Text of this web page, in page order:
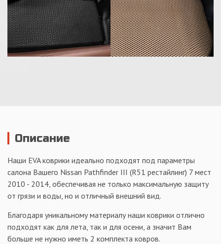
Описание
Наши EVA коврики идеально подходят под параметры
салона Вашего Nissan Pathfinder III (R51 рестайлинг) 7 мест
2010 - 2014, обеспечивая не только максимальную защиту
от грязи и воды, но и отличный внешний вид.
Благодаря уникальному материалу наши коврики отлично
подходят как для лета, так и для осени, а значит Вам
больше не нужно иметь 2 комплекта ковров.